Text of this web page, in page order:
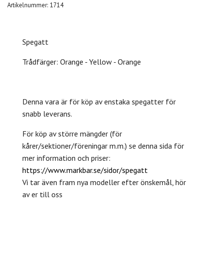
Artikelnummer: 1714
Spegatt
Trådfärger: Orange - Yellow - Orange
Denna vara är för köp av enstaka spegatter för
snabb leverans.
För köp av större mängder (för
kårer/sektioner/föreningar m.m.) se denna sida för
mer information och priser:
https://www.markbar.se/sidor/spegatt
Vi tar även fram nya modeller efter önskemål, hör
av er till oss